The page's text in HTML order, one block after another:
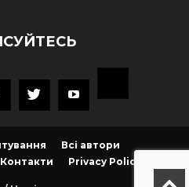
Всі автори
Контакти Privacy Policy